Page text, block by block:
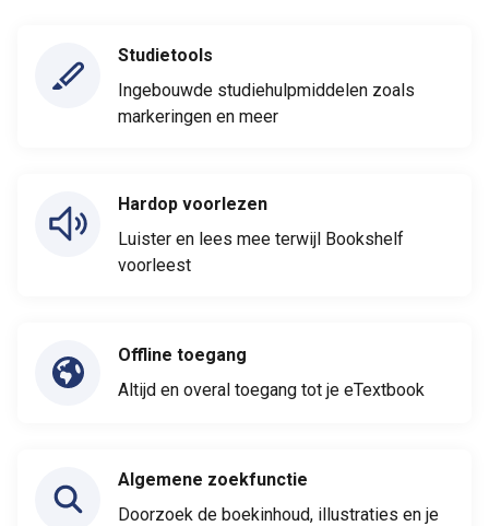
Studietools
Ingebouwde studiehulpmiddelen zoals
markeringen en meer
Hardop voorlezen
Luister en lees mee terwijl Bookshelf
voorleest
Offline toegang
Altijd en overal toegang tot je eTextbook
Algemene zoekfunctie
Doorzoek de boekinhoud, illustraties en je